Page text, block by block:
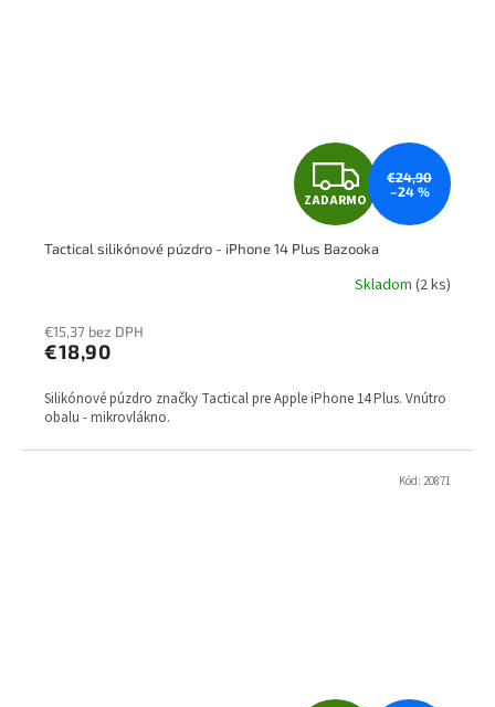
Z
A
D
M
O
ZADARMO
€24,90
–24 %
Tactical silikónové púzdro - iPhone 14 Plus Bazooka
Skladom (2 ks)
€15,37 bez DPH
€18,90
Silikónové púzdro značky Tactical pre Apple iPhone 14 Plus. Vnútro
obalu - mikrovlákno.
Kód: 20871